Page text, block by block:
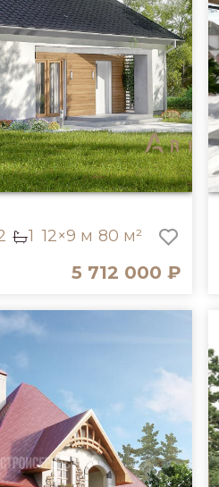
1 12×9 м 80 м²
5 712 000 ₽